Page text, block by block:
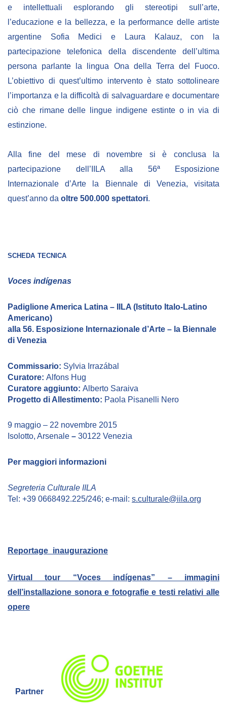
e intellettuali esplorando gli stereotipi sull’arte,
l’educazione e la bellezza, e la performance delle artiste
argentine Sofia Medici e Laura Kalauz, con la
partecipazione telefonica della discendente dell’ultima
persona parlante la lingua Ona della Terra del Fuoco.
L’obiettivo di quest’ultimo intervento è stato sottolineare
l’importanza e la difficoltà di salvaguardare e documentare
ciò che rimane delle lingue indigene estinte o in via di
estinzione.
Alla fine del mese di novembre si è conclusa la
partecipazione dell’IILA alla 56ª Esposizione
Internazionale d’Arte la Biennale di Venezia, visitata
quest’anno da oltre 500.000 spettatori.
scheda tecnica
Voces indígenas
Padiglione America Latina – IILA (Istituto Italo-Latino
Americano)
alla 56. Esposizione Internazionale d’Arte – la Biennale
di Venezia
Commissario: Sylvia Irrazábal
Curatore: Alfons Hug
Curatore aggiunto: Alberto Saraiva
Progetto di Allestimento: Paola Pisanelli Nero
9 maggio – 22 novembre 2015
Isolotto, Arsenale – 30122 Venezia
Per maggiori informazioni
Segreteria Culturale IILA
Tel: +39 0668492.225/246; e-mail: s.culturale@iila.org
Reportage_inaugurazione
Virtual tour “Voces indígenas” – immagini
dell’installazione sonora e fotografie e testi relativi alle
opere
Partner